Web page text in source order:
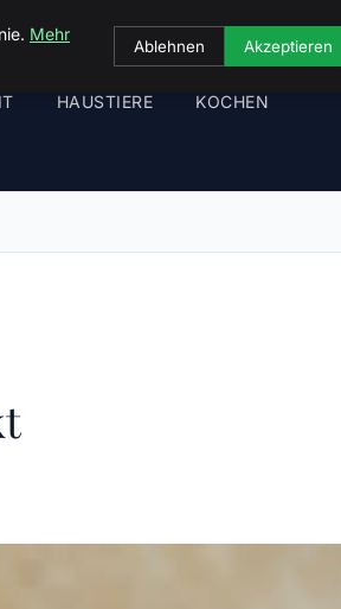
HAUSTIERE KOCHEN
Mehr
Ablehnen Akzeptieren